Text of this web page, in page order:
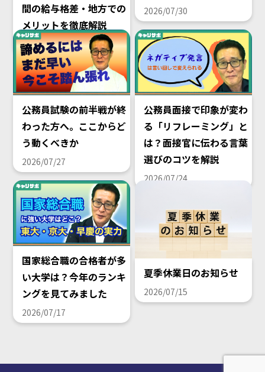
間の給与格差・地方での
メリットを徹底解説
2026/08/02
2026/07/30
公務員試験の前半戦が終
わった方へ。ここからど
う動くべきか
2026/07/27
公務員面接で印象が変わ
る「リフレーミング」と
は？面接官に伝わる言葉
選びのコツを解説
2026/07/24
国家総合職の合格者が多
い大学は？今年のランキ
ングを見てみました
2026/07/17
夏季休業日のお知らせ
2026/07/15